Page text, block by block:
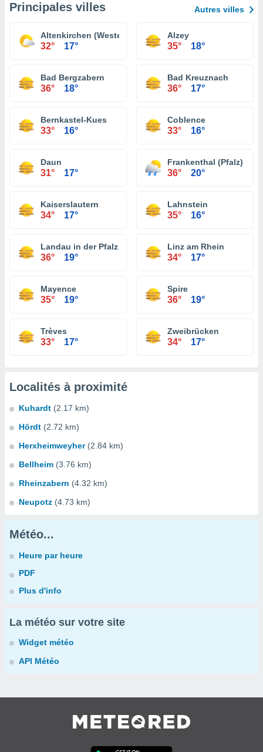
Principales villes Autres villes
Altenkirchen (Westerwald)
32° 17°
Alzey
35° 18°
Bad Bergzabern
36° 18°
Bad Kreuznach
36° 17°
Bernkastel-Kues
33° 16°
Coblence
33° 16°
Daun
31° 17°
Frankenthal (Pfalz)
36° 20°
Kaiserslautern
34° 17°
Lahnstein
35° 16°
Landau in der Pfalz
36° 19°
Linz am Rhein
34° 17°
Mayence
35° 19°
Spire
36° 19°
Trèves
33° 17°
Zweibrücken
34° 17°
Localités à proximité
Kuhardt (2.17 km)
Hördt (2.72 km)
Herxheimweyher (2.84 km)
Bellheim (3.76 km)
Rheinzabern (4.32 km)
Neupotz (4.73 km)
Météo...
Heure par heure
PDF
Plus d'info
La météo sur votre site
Widget météo
API Météo